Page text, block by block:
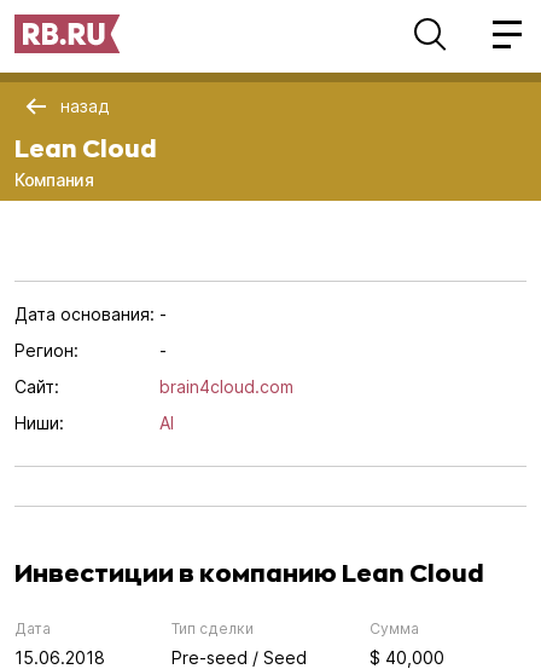
назад
Lean Cloud
Компания
Дата основания: -
Регион:
-
Сайт:
brain4cloud.com
Ниши:
AI
Инвестиции в компанию Lean Cloud
Дата
15.06.2018
Тип сделки
Pre-seed / Seed
Сумма
$ 40,000